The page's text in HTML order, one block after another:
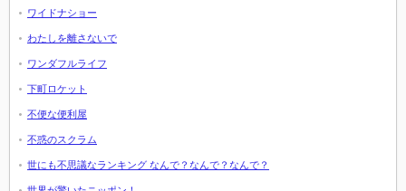
ワイドナショー
わたしを離さないで
ワンダフルライフ
下町ロケット
不便な便利屋
不惑のスクラム
世にも不思議なランキング なんで？なんで？なんで？